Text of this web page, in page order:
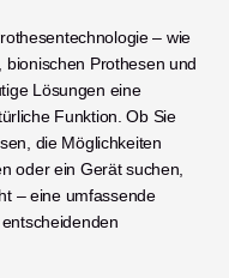
– wie
Prothesen und
Lösungen eine
Funktion. Ob Sie
die Möglichkeiten
oder ein Gerät suchen,
– eine umfassende